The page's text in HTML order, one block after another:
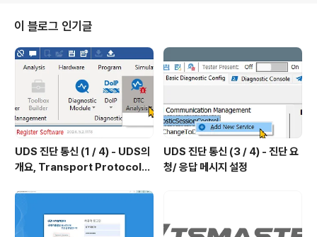
주행 중에 차속은 비구동륜 속도의 평균으로 볼 수 있다. 제
동 중이 아니라면. 그런데 타이칸은 AWD이다. 나는 네 바
퀴의 평균을 차속으로 하기로 한다. 요-레이트를 찾았던 bl
f 파일을 재사용할 것이고, 당시 주행은 일반적이다. CAN
이 블로그 인기글
UDS 진단 통신 (1 / 4) - UDS의
개요, Transport Protocol의
UDS 진단 통신 (3 / 4) - 진단 요
청/ 응답 메시지 설정